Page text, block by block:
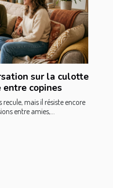
sur la culotte
copines
mais il résiste encore
entre amies,...